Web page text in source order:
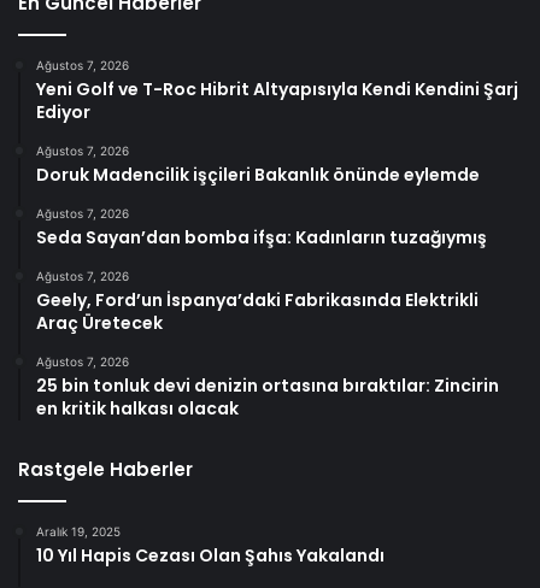
Ağustos 7, 2026
Yeni Golf ve T-Roc Hibrit Altyapısıyla Kendi Kendini Şarj
Ediyor
Ağustos 7, 2026
Doruk Madencilik işçileri Bakanlık önünde eylemde
Ağustos 7, 2026
Seda Sayan’dan bomba ifşa: Kadınların tuzağıymış
Ağustos 7, 2026
Geely, Ford’un İspanya’daki Fabrikasında Elektrikli
Araç Üretecek
Ağustos 7, 2026
25 bin tonluk devi denizin ortasına bıraktılar: Zincirin
en kritik halkası olacak
Rastgele Haberler
Aralık 19, 2025
10 Yıl Hapis Cezası Olan Şahıs Yakalandı